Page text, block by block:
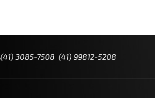
(41) 3085-7508 (41) 99812-5208